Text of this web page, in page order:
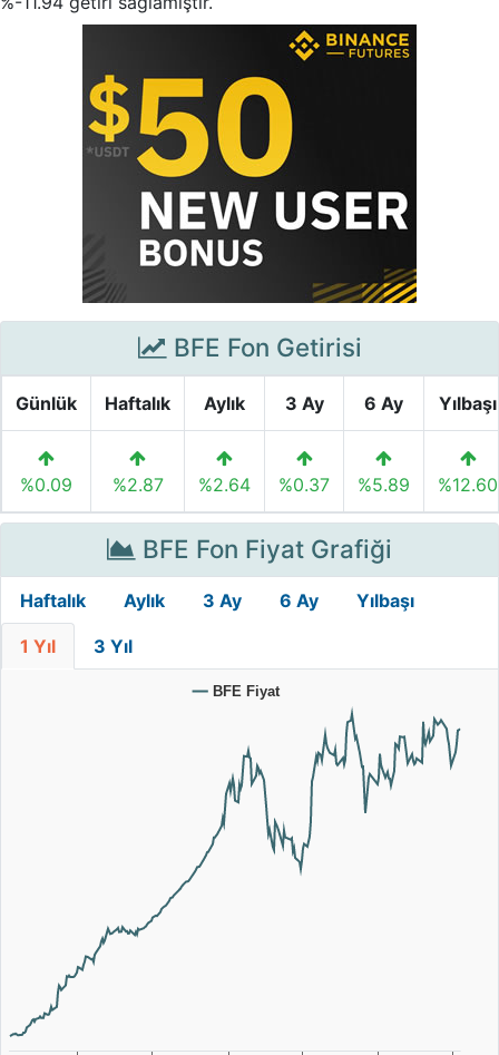
BFE Fon Getirisi
Günlük Haftalık Aylık 3 Ay 6 Ay Yılbaşı
%0.09 %2.87 %2.64 %0.37 %5.89 %12.60
BFE Fon Fiyat Grafiği
Haftalık Aylık 3 Ay 6 Ay Yılbaşı
1 Yıl 3 Yıl